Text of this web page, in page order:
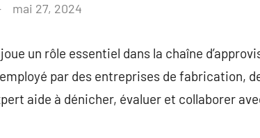
mai 27, 2024
un rôle essentiel dans la chaîne
par des entreprises de fabrication,
aide à dénicher, évaluer et collaborer